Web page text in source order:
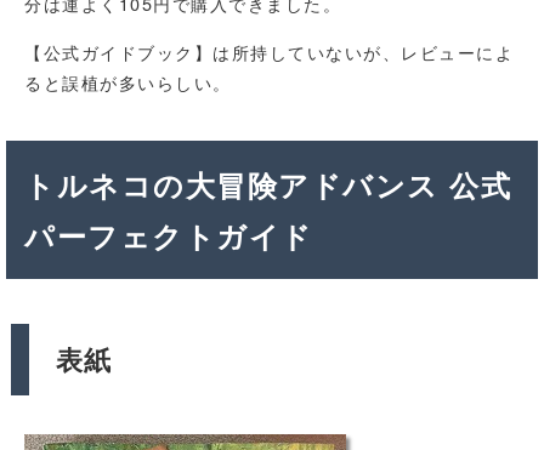
【公式ガイドブック】は所持していないが、レビューによ
ると誤植が多いらしい。
トルネコの大冒険アドバンス 公式
パーフェクトガイド
表紙